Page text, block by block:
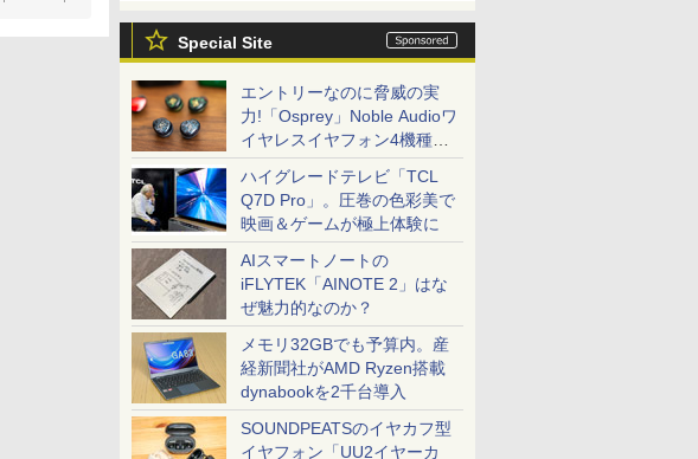
Special Site
エントリーなのに脅威の実
力!「Osprey」Noble Audioワ
イヤレスイヤフォン4機種を
一気に聴く
ハイグレードテレビ「TCL
Q7D Pro」。圧巻の色彩美で
映画＆ゲームが極上体験に
AIスマートノートの
iFLYTEK「AINOTE 2」はな
ぜ魅力的なのか？
メモリ32GBでも予算内。産
経新聞社がAMD Ryzen搭載
dynabookを2千台導入
SOUNDPEATSのイヤカフ型
イヤフォン「UU2イヤーカ